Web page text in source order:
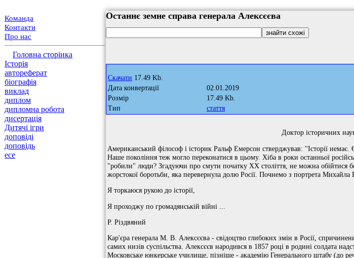
Команда
Контакти
Про нас
Головна сторінка
Історія
автореферат
біографія
виклад
диплом
дипломна робота
дисертація
Дитячі ігри
доповіді
доповідь
есе
Останнє земне справа генерала Алексєєва
Скачати 17.49 Kb.
Дата конвертації
02.01.2019
Розмір
17.49 Kb.
Тип
стаття
Доктор історичних
Американський філософ і історик Ральф Емерсон стверджував: "Історії немає.
Наше покоління теж могло переконатися в цьому. Хіба в роки останньої
"робили" люди? Згадуючи про смути початку ХХ століття, не можна обійтися
жорстокої боротьби, яка перевернула долю Росії. Почнемо з портрета Михайла
Я торкаюся рукою до історії,
Я проходжу по громадянській війні ...
Р. Різдвяний
Кар'єра генерала М. В. Алексєєва - свідоцтво глибоких змін в Росії,
самих низів суспільства. Алексєєв народився в 1857 році в родині солдата
Московське юнкерське училище, пізніше - академію Генерального штабу (до